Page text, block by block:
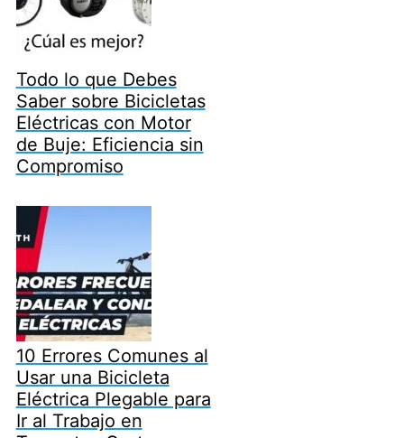
Todo lo que Debes
Saber sobre Bicicletas
Eléctricas con Motor
de Buje: Eficiencia sin
Compromiso
10 Errores Comunes al
Usar una Bicicleta
Eléctrica Plegable para
Ir al Trabajo en